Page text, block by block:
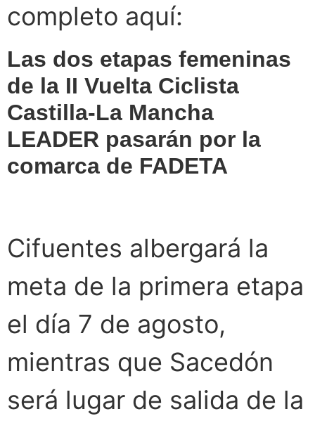
completo aquí:
Las dos etapas femeninas
de la II Vuelta Ciclista
Castilla-La Mancha
LEADER pasarán por la
comarca de FADETA
Cifuentes albergará la
meta de la primera etapa
el día 7 de agosto,
mientras que Sacedón
será lugar de salida de la